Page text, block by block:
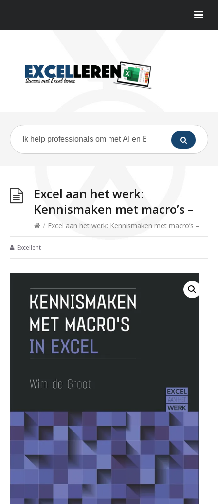
Excel aan het werk:
Kennismaken met macro’s –
/ Excel aan het werk: Kennismaken met macro’s –
Excellent